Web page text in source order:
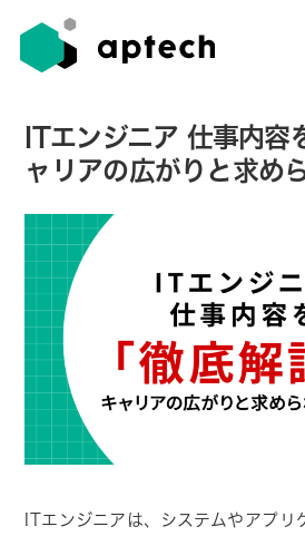
ITエンジニア 仕事内容
ャリアの広がりと求め
ITエンジニアは、システムやアプリ